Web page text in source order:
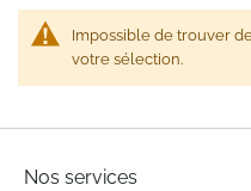
Impossible de trouver
votre sélection.
Nos services